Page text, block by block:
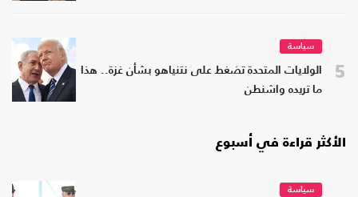
5
سياسة
الولايات المتحدة تضغط على نتنياهو بشأن غزة.. هذا
ما تريده واشنطن
الأكثر قراءة في أسبوع
سياسة